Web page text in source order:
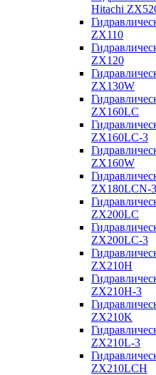
Hitachi
ZX110
ZX120
ZX130W
ZX160LC
ZX160LC-3
ZX160W
ZX180LCN-3
ZX200LC
ZX200LC-3
ZX210H
ZX210H-3
ZX210K
ZX210L-3
ZX210LCH